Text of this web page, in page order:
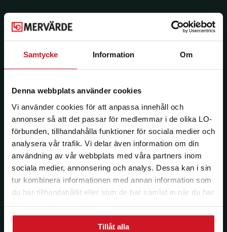
Samtycke Information Om
Denna webbplats använder cookies
Vi använder cookies för att anpassa innehåll och
annonser så att det passar för medlemmar i de olika LO-
förbunden, tillhandahålla funktioner för sociala medier och
analysera vår trafik. Vi delar även information om din
användning av vår webbplats med våra partners inom
sociala medier, annonsering och analys. Dessa kan i sin
tur kombinera informationen med annan information som
du har tillhandahållit eller som de har samlat in när du har
använt deras tjänster.
Tillåt alla